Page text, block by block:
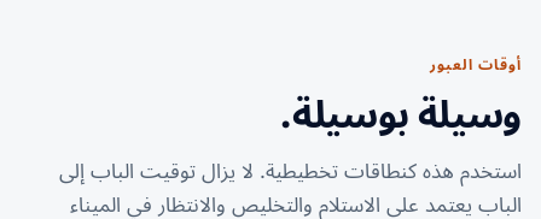
أوقات العبور
وسيلة بوسيلة.
استخدم هذه كنطاقات تخطيطية. لا يزال توقيت الباب إلى
الباب يعتمد على الاستلام والتخليص والانتظار في الميناء